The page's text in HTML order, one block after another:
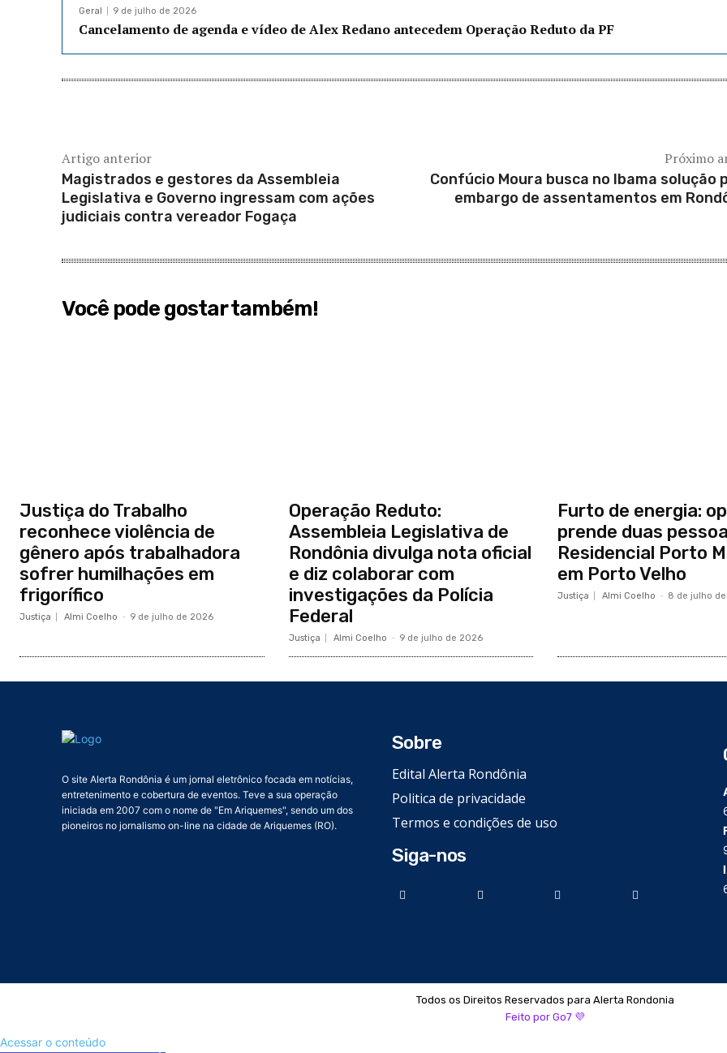
Geral 9 de julho de 2026
Cancelamento de agenda e vídeo de Alex Redano antecedem Operação Reduto da PF
Artigo anterior
Magistrados e gestores da Assembleia
Legislativa e Governo ingressam com ações
judiciais contra vereador Fogaça
Próximo
Confúcio Moura busca no Ibama solução
embargo de assentamentos em
Você pode gostar também!
Justiça do Trabalho
reconhece violência de
gênero após trabalhadora
sofrer humilhações em
frigorífico
Justiça Almi Coelho - 9 de julho de 2026
Operação Reduto:
Assembleia Legislativa de
Rondônia divulga nota oficial
e diz colaborar com
investigações da Polícia
Federal
Justiça Almi Coelho - 9 de julho de 2026
Furto de energia:
prende duas
Residencial Porto
em Porto Velho
Justiça Almi Coelho - 8 de julho
O site Alerta Rondônia é um jornal eletrônico focada em notícias,
entretenimento e cobertura de eventos. Teve a sua operação
iniciada em 2007 com o nome de "Em Ariquemes", sendo um dos
pioneiros no jornalismo on-line na cidade de Ariquemes (RO).
Sobre
Edital Alerta Rondônia
Politica de privacidade
Termos e condições de uso
Siga-nos
Todos os Direitos Reservados para Alerta Rondonia
Feito por Go7 💜
Acessar o conteúdo